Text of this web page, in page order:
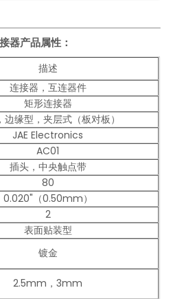
器产品属性：
描述
连接器，互连器件
矩形连接器
边缘型，夹层式（板对板）
JAE Electronics
AC01
插头，中央触点带
80
0.020"（0.50mm）
2
表面贴装型
镀金
2.5mm，3mm